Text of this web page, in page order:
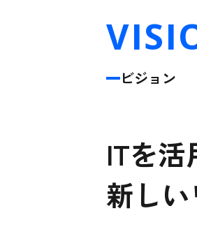
ビジョン
ITを活
新し